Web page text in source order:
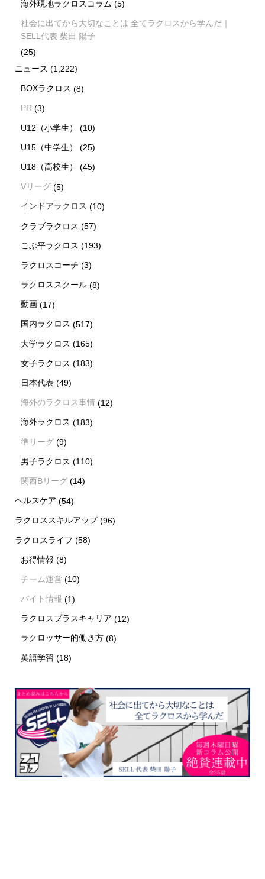
海外現地ラクロスコラム (5)
社会に出てから大切なことは 全てラクロスから学んだ｜
SELL代表 柴田 陽子
(25)
ニュース (1,222)
BOXラクロス (8)
PR (3)
U12（小学生） (10)
U15（中学生） (25)
U18（高校生） (45)
Vリーグ (5)
インドアラクロス (10)
クラブラクロス (57)
こぶ平ラクロス (193)
ラクロスコーチ (3)
ラクロススクール (8)
動画 (17)
国内ラクロス (517)
大学ラクロス (165)
女子ラクロス (183)
日本代表 (49)
海外のラクロス事情 (12)
海外ラクロス (183)
準リーグ (9)
男子ラクロス (110)
関西Bリーグ (14)
ヘルスケア (54)
ラクロススキルアップ(96)
ラクロスライフ (58)
お得情報 (8)
チーム運営 (10)
バイト情報 (1)
ラクロスプラスキャリア (12)
ラクロッサー的働き方 (8)
英語学習 (18)